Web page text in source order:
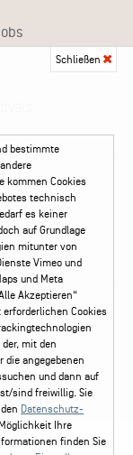
Service
Schließen
bestimmte
kommen Cookies
technisch
es keiner
auf Grundlage
mitunter von
Vimeo und
und Meta
Akzeptieren“
Cookies
mit den
die angegebenen
und dann auf
sind freiwillig. Sie
Datenschutz-
Ihre
finden Sie